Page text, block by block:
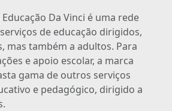
Da Vinci é uma rede
de educação dirigidos,
mas também a adultos. Para
e apoio escolar, a marca
gama de outros serviços
e pedagógico, dirigido a